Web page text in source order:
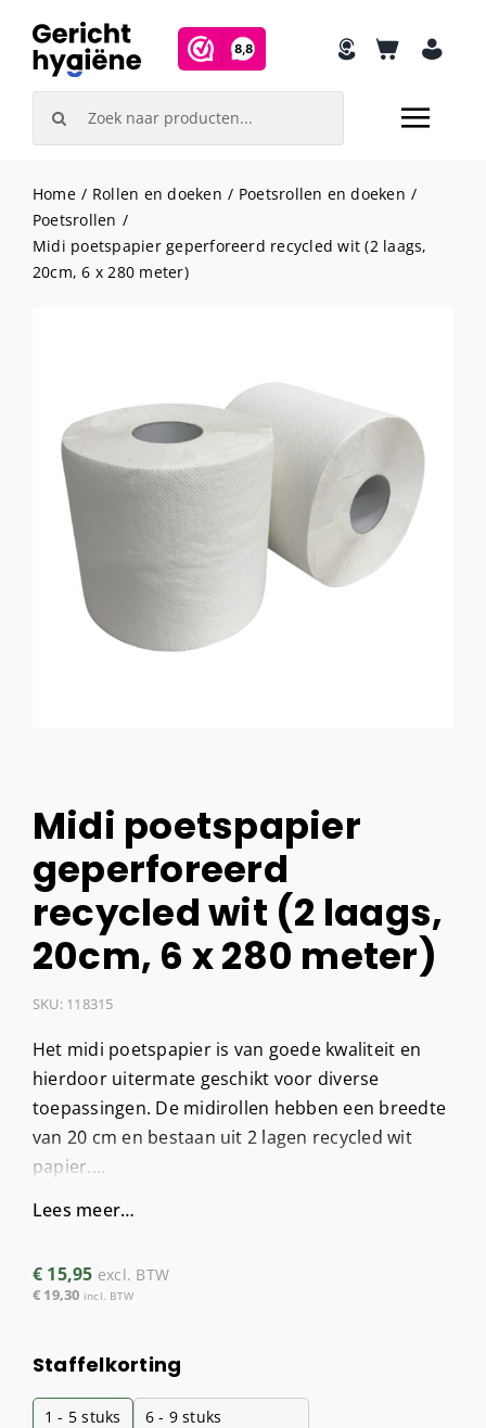
content
Home Rollen en doeken
Poetsrollen en doeken
Poetsrollen
Midi poetspapier geperforeerd recycled wit (2 laags,
20cm, 6 x 280 meter)
Midi poetspapier
geperforeerd
recycled wit (2 laags,
20cm, 6 x 280 meter)
SKU: 118315
Het midi poetspapier is van goede kwaliteit en
hierdoor uitermate geschikt voor diverse
toepassingen. De midirollen hebben een breedte
van 20 cm en bestaan uit 2 lagen recycled wit
papier....
Lees meer…
€ 15,95 excl. BTW
€ 19,30 incl. BTW
Staffelkorting
1 - 5 stuks 6 - 9 stuks